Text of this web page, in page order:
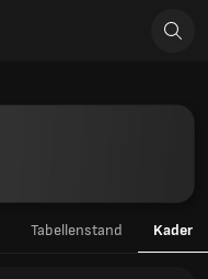
Tabellenstand Kader